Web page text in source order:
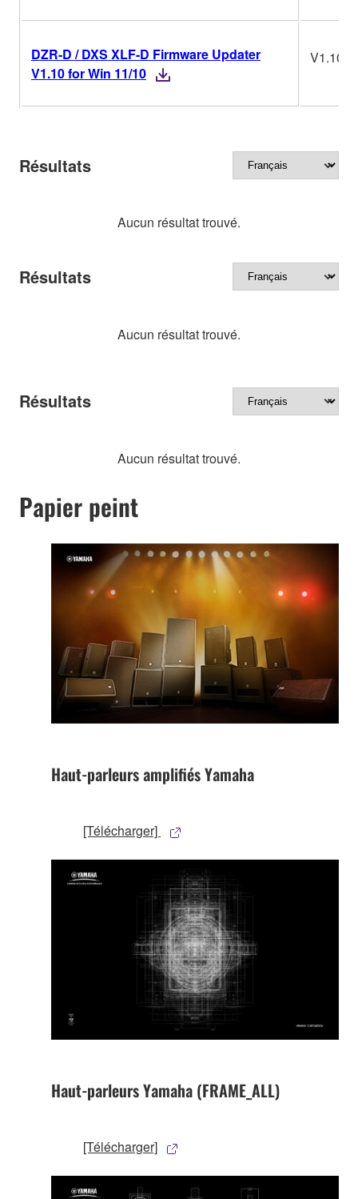
DZR-D / DXS XLF-D Firmware Updater
V1.10 for Win 11/10
V1.10
Résultats
Aucun résultat trouvé.
Résultats
Aucun résultat trouvé.
Résultats
Aucun résultat trouvé.
Papier peint
Haut-parleurs amplifiés Yamaha
[Télécharger]
Haut-parleurs Yamaha (FRAME_ALL)
[Télécharger]